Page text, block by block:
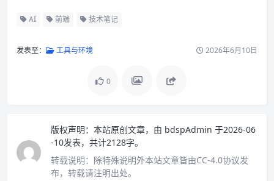
AI 前端 技术笔记
发表至： 工具与环境 2026年6月10日
0
版权声明： 本站原创文章，由 bdspAdmin 于2026-06
-10发表，共计2128字。
转载说明： 除特殊说明外本站文章皆由CC-4.0协议发
布，转载请注明出处。